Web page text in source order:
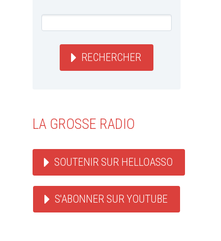
RECHERCHER
LA GROSSE RADIO
SOUTENIR SUR HELLOASSO
S'ABONNER SUR YOUTUBE